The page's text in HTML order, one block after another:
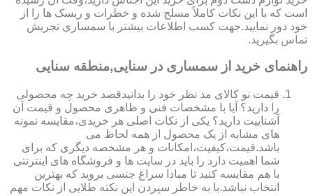
است که با این نکات کاملاً مسلح شده و خطرات و ریسک ها را از
خود دور نمایید.جهت کسب اطلاعات بیشتر با سمساری تجریش
تماس بگیرید.
راهنمای خرید از سمساری در سنایی,منطقه سنایی
قیمت نو کالای مد نظر خود را بدانیدقصد خرید چه محصولی
را دارید؟ آیا با مشخصات فنی و ظاهری محصول و قیمت آن
آشناییت دارید؟ یکی از نکات اصلی هر خریدی،مقایسه نمونه
های مشابه از یک محصول از همه لحاظ می
باشد.قیمت،کیفیت،امکانات و هر مشخصه دیگری که برای
شما اهمیت دارد را باید در سایت ها و فروشگاه های اینترنتی
با هم مقایسه کنید تا مبادا سراغ جنسی بروید که بهترین
انتخاب نباشد.با به خاطر سپردن این نکته طلایی از نکات مهم